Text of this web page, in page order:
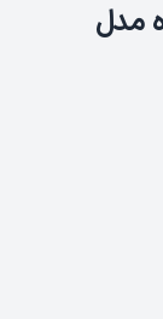
مدل